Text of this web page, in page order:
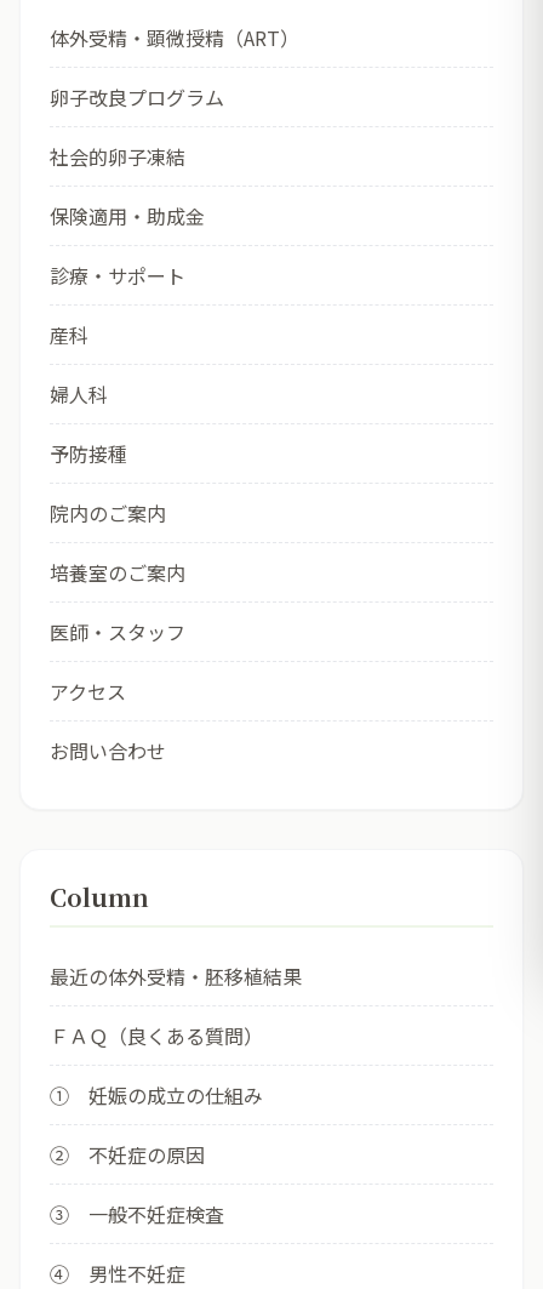
体外受精・顕微授精（ART）
卵子改良プログラム
社会的卵子凍結
保険適用・助成金
診療・サポート
産科
婦人科
予防接種
院内のご案内
培養室のご案内
医師・スタッフ
アクセス
お問い合わせ
Column
最近の体外受精・胚移植結果
ＦＡＱ（良くある質問）
① 妊娠の成立の仕組み
② 不妊症の原因
③ 一般不妊症検査
④ 男性不妊症